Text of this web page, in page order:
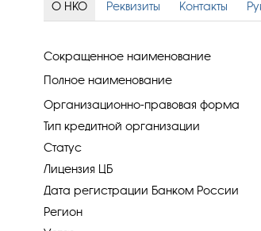
О НКО Реквизиты Контакты
Сокращенное наименование
Полное наименование
Организационно-правовая форма
Тип кредитной организации
Статус
Лицензия ЦБ
Дата регистрации Банком России
Регион